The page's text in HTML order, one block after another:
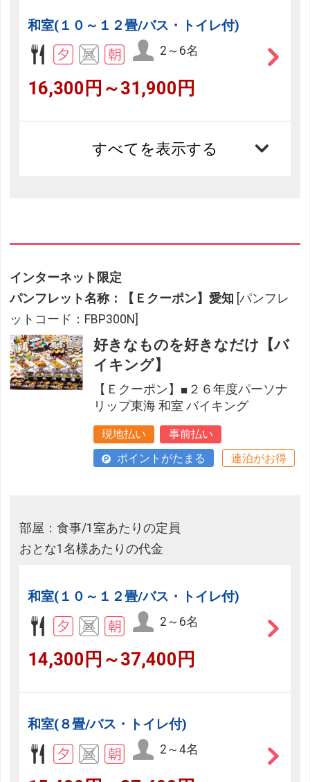
和室(１０～１２畳/バス・トイレ付)
2～6名
16,300円～31,900円
すべてを表示する
インターネット限定
パンフレット名称：【Ｅクーポン】愛知 [パンフレ
ットコード：FBP300N]
好きなものを好きなだけ【バ
イキング】
【Ｅクーポン】■２６年度パーソナ
リップ東海 和室 バイキング
現地払い
事前払い
ポイントがたまる
連泊がお得
部屋：食事/1室あたりの定員
おとな1名様あたりの代金
和室(１０～１２畳/バス・トイレ付)
2～6名
14,300円～37,400円
和室(８畳/バス・トイレ付)
2～4名